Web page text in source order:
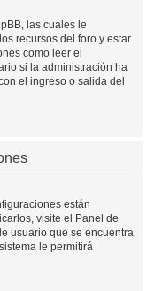
las cuales le
recursos del foro y estar
como leer el
si la administración ha
el ingreso o salida del
están
visite el Panel de
usuario que se encuentra
le permitirá